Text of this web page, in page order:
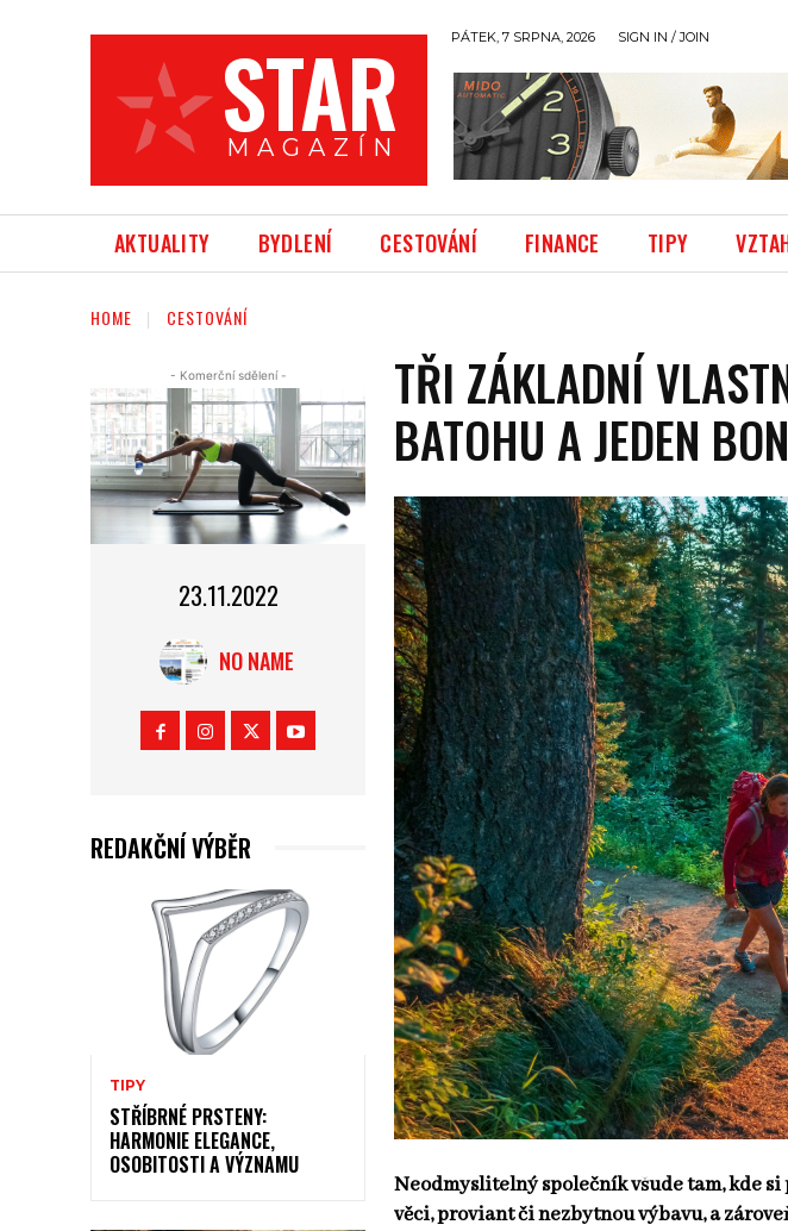
STAR
M A G A Z Í N
PÁTEK, 7 SRPNA, 2026 SIGN IN / JOIN
AKTUALITY BYDLENÍ CESTOVÁNÍ FINANCE TIPY
HOME CESTOVÁNÍ
- Komerční sdělení -
23.11.2022
NO NAME
REDAKČNÍ VÝBĚR
TIPY
STŘÍBRNÉ PRSTENY:
HARMONIE ELEGANCE,
OSOBITOSTI A VÝZNAMU
TŘI ZÁKLADNÍ
BATOHU A JEDEN
Neodmyslitelný společník všude tam, kde
věci, proviant či nezbytnou výbavu, a